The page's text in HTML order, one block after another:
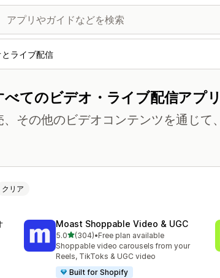
とライブ配信
てのビデオ・ライブ配信アプリ
その他のビデオコンテンツを通じて
クリア
Moast Shoppable Video & UGC
5.05つ星中
(304)
合計レビュー数：304件
•Free plan available
Shoppable video carousels from your
Reels, TikToks & UGC video
Built for Shopify